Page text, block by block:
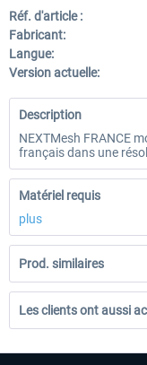
Réf. d'article :
Fabricant:
Langue:
Version actuelle:
Description
NEXTMesh FRANCE
français dans une
Matériel requis
plus
Prod. similaires
Les clients ont aussi